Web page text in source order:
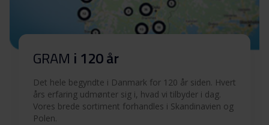
GRAM i 120 år
Det hele begyndte i Danmark for 120 år siden. Hvert
års erfaring udmønter sig i, hvad vi tilbyder i dag.
Vores brede sortiment forhandles i Skandinavien og
Polen.